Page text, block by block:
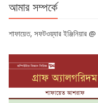
আমার সম্পর্কে
শাফায়েত, সফটওয়্যার ইঞ্জিনিয়ার @